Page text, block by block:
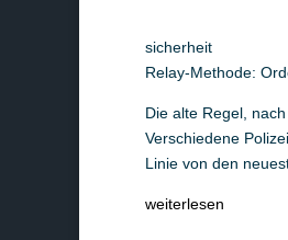
sicherheit
Relay-Methode:
Die alte Regel,
Verschiedene
Linie von den
weiterlesen